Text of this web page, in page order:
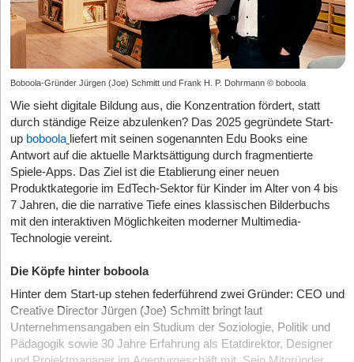
Boboola-Gründer Jürgen (Joe) Schmitt und Frank H. P. Dohrmann © boboola
Wie sieht digitale Bildung aus, die Konzentration fördert, statt
durch ständige Reize abzulenken? Das 2025 gegründete Start-
up boboola liefert mit seinen sogenannten Edu Books eine
Antwort auf die aktuelle Marktsättigung durch fragmentierte
Spiele-Apps. Das Ziel ist die Etablierung einer neuen
Produktkategorie im EdTech-Sektor für Kinder im Alter von 4 bis
7 Jahren, die die narrative Tiefe eines klassischen Bilderbuchs
mit den interaktiven Möglichkeiten moderner Multimedia-
Technologie vereint.
Die Köpfe hinter boboola
Hinter dem Start-up stehen federführend zwei Gründer: CEO und
Creative Director Jürgen (Joe) Schmitt bringt laut
Unternehmensangaben ein Studium der Soziologie, Politik und
Pädagogik sowie 30 Jahre Erfahrung als Etatdirektor, Designer